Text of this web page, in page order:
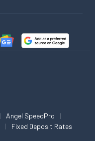
Angel SpeedPro
Fixed Deposit Rates